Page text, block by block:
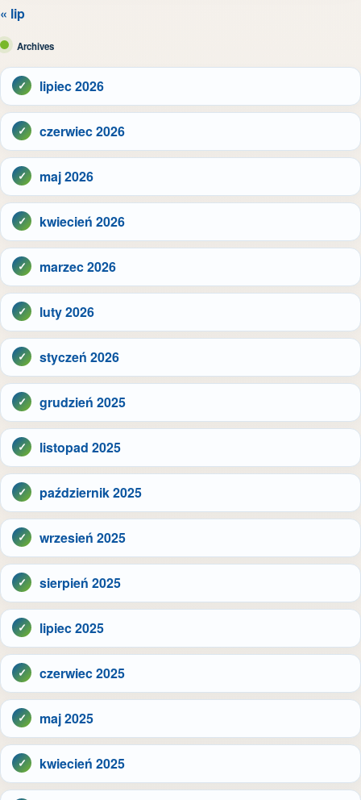
« lip
Archives
lipiec 2026
czerwiec 2026
maj 2026
kwiecień 2026
marzec 2026
luty 2026
styczeń 2026
grudzień 2025
listopad 2025
październik 2025
wrzesień 2025
sierpień 2025
lipiec 2025
czerwiec 2025
maj 2025
kwiecień 2025